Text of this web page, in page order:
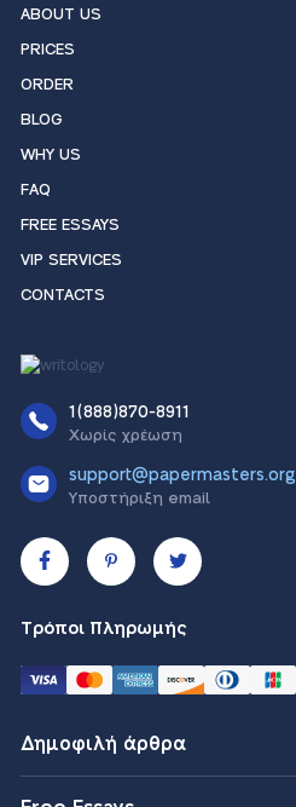
ABOUT US
PRICES
ORDER
BLOG
WHY US
FAQ
FREE ESSAYS
VIP SERVICES
CONTACTS
1(888)870-8911
Χωρίς χρέωση
support@papermasters.org
Υποστήριξη email
Τρόποι Πληρωμής
Δημοφιλή άρθρα